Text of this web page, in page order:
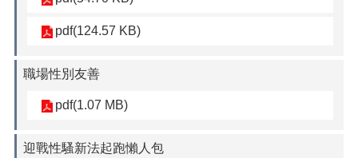
pdf(124.57 KB)
職場性別友善
pdf(1.07 MB)
迎戰性騷新法起跑懶人包